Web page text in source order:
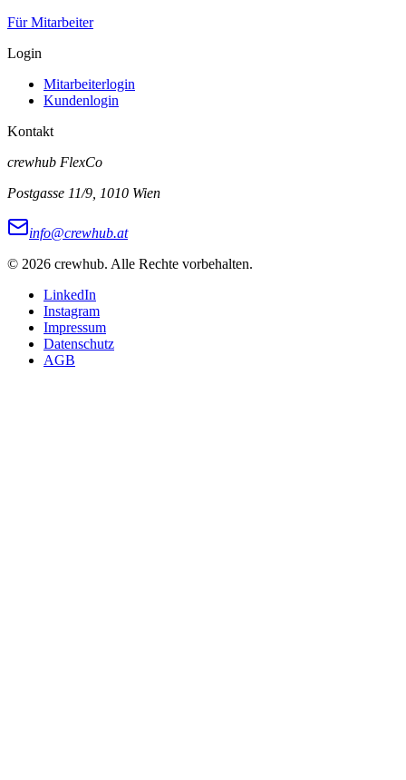
Für Mitarbeiter
Login
Mitarbeiterlogin
Kundenlogin
Kontakt
crewhub FlexCo
Postgasse 11/9, 1010 Wien
info@crewhub.at
© 2026 crewhub. Alle Rechte vorbehalten.
LinkedIn
Instagram
Impressum
Datenschutz
AGB